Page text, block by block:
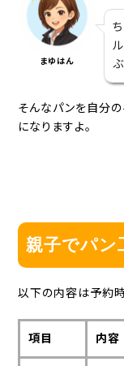
まゆはん
そんなパンを自分の
になりますよ。
親子でパン
以下の内容は予約時
項目 内容